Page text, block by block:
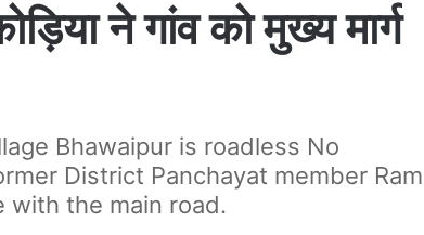
ने गांव को मुख्य मार्ग
Bhawaipur is roadless No
District Panchayat member
with the main road.